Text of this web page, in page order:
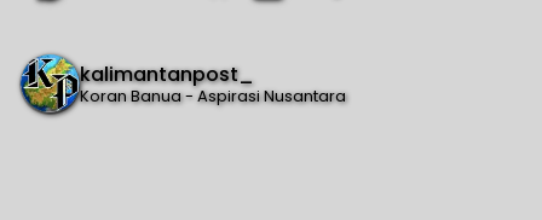
kalimantanpost_
Koran Banua - Aspirasi Nusantara